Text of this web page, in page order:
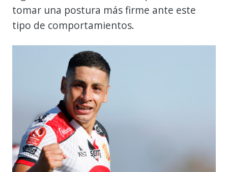
tomar una postura más firme ante este
tipo de comportamientos.